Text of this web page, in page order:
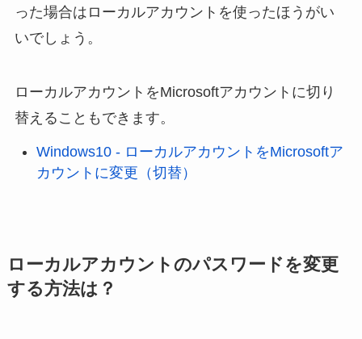
った場合はローカルアカウントを使ったほうがい
いでしょう。
ローカルアカウントをMicrosoftアカウントに切り
替えることもできます。
Windows10 - ローカルアカウントをMicrosoftア
カウントに変更（切替）
ローカルアカウントのパスワードを変更
する方法は？